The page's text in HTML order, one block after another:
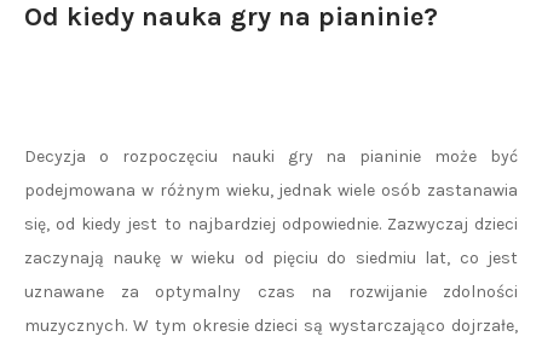
Od kiedy nauka gry na pianinie?
Decyzja o rozpoczęciu nauki gry na pianinie może być
podejmowana w różnym wieku, jednak wiele osób zastanawia
się, od kiedy jest to najbardziej odpowiednie. Zazwyczaj dzieci
zaczynają naukę w wieku od pięciu do siedmiu lat, co jest
uznawane za optymalny czas na rozwijanie zdolności
muzycznych. W tym okresie dzieci są wystarczająco dojrzałe,